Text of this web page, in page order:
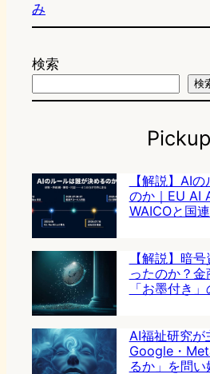
み
検索
検
Pickup
【解説】AI
のか｜EU AI
WAICOと国
【解説】暗
ったのか？
「お墨付き
AI福祉研究
Google・
るか」を問い